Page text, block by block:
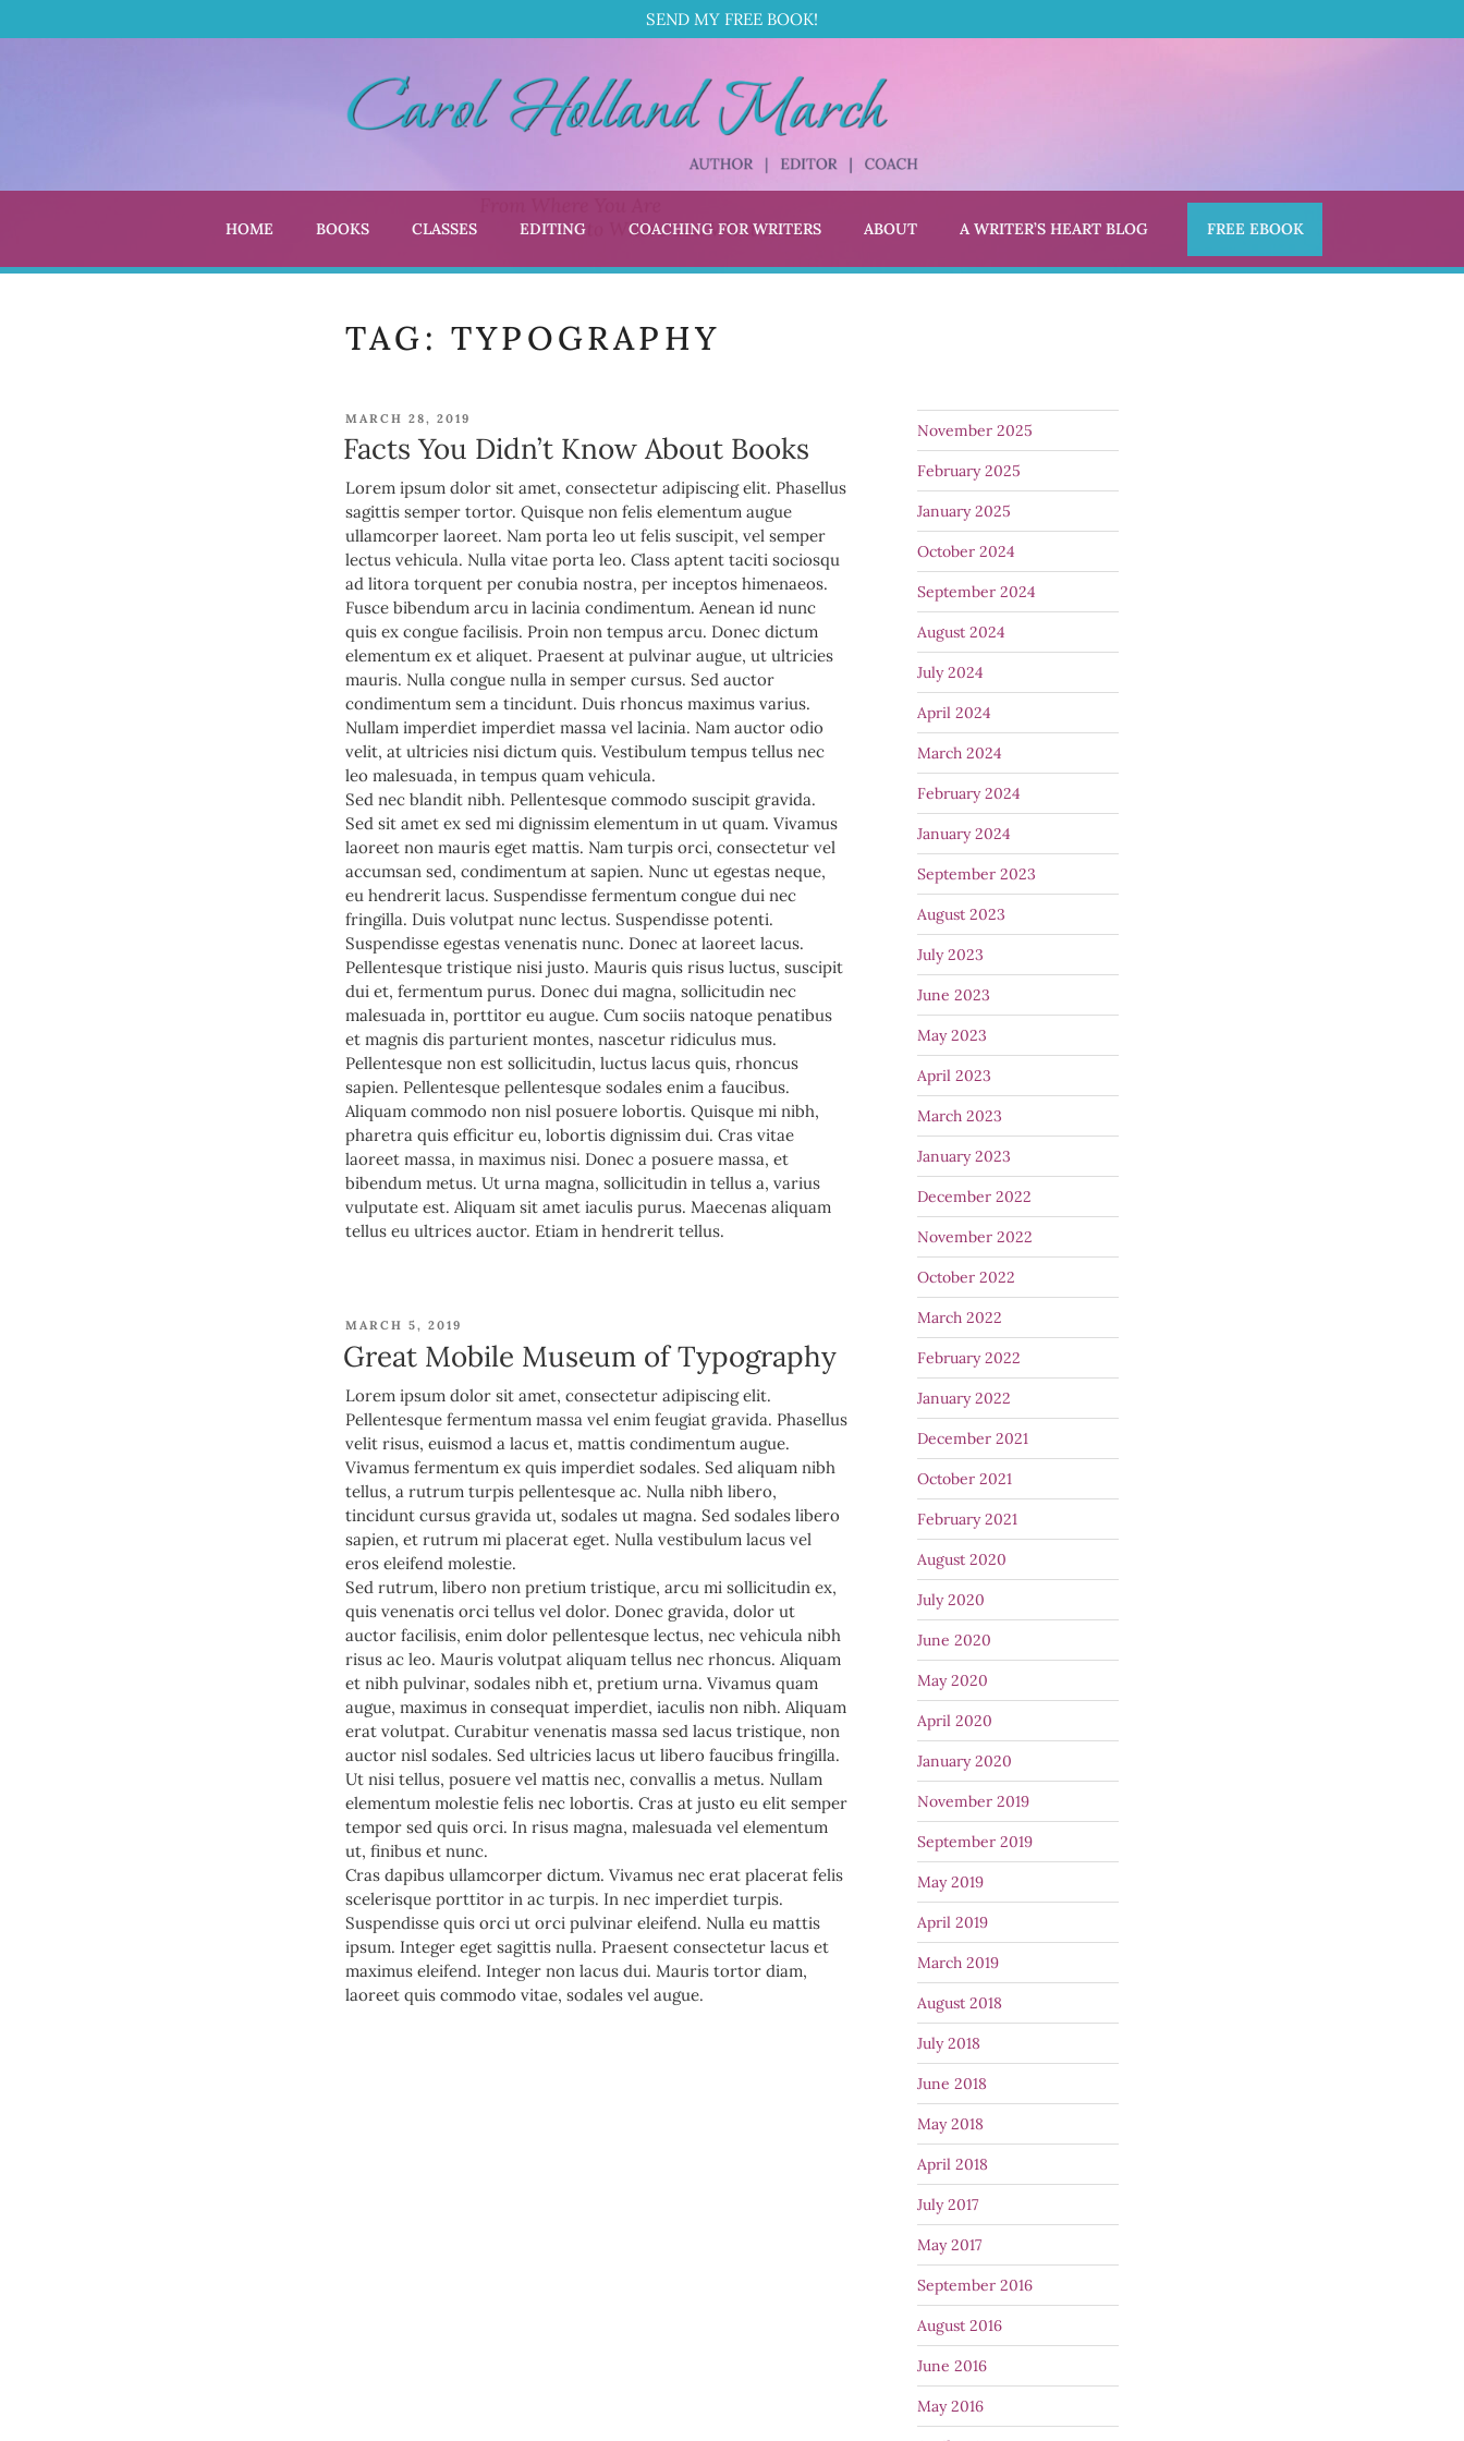
SEND MY FREE BOOK!
CAROL HOLLAND MARCH
Author | Editor | Coach
HOME BOOKS CLASSES EDITING COACHING FOR WRITERS ABOUT A WRITER’S HEART BLOG FREE EBOOK
TAG: TYPOGRAPHY
POSTED
MARCH 28, 2019
Facts You Didn’t Know About Books
Lorem ipsum dolor sit amet, consectetur adipiscing elit. Phasellus
sagittis semper tortor. Quisque non felis elementum augue
ullamcorper laoreet. Nam porta leo ut felis suscipit, vel semper
lectus vehicula. Nulla vitae porta leo. Class aptent taciti sociosqu
ad litora torquent per conubia nostra, per inceptos himenaeos.
Fusce bibendum arcu in lacinia condimentum. Aenean id nunc
quis ex congue facilisis. Proin non tempus arcu. Donec dictum
elementum ex et aliquet. Praesent at pulvinar augue, ut ultricies
mauris. Nulla congue nulla in semper cursus. Sed auctor
condimentum sem a tincidunt. Duis rhoncus maximus varius.
Nullam imperdiet imperdiet massa vel lacinia. Nam auctor odio
velit, at ultricies nisi dictum quis. Vestibulum tempus tellus nec
leo malesuada, in tempus quam vehicula.
Sed nec blandit nibh. Pellentesque commodo suscipit gravida.
Sed sit amet ex sed mi dignissim elementum in ut quam. Vivamus
laoreet non mauris eget mattis. Nam turpis orci, consectetur vel
accumsan sed, condimentum at sapien. Nunc ut egestas neque,
eu hendrerit lacus. Suspendisse fermentum congue dui nec
fringilla. Duis volutpat nunc lectus. Suspendisse potenti.
Suspendisse egestas venenatis nunc. Donec at laoreet lacus.
Pellentesque tristique nisi justo. Mauris quis risus luctus, suscipit
dui et, fermentum purus. Donec dui magna, sollicitudin nec
malesuada in, porttitor eu augue. Cum sociis natoque penatibus
et magnis dis parturient montes, nascetur ridiculus mus.
Pellentesque non est sollicitudin, luctus lacus quis, rhoncus
sapien. Pellentesque pellentesque sodales enim a faucibus.
Aliquam commodo non nisl posuere lobortis. Quisque mi nibh,
pharetra quis efficitur eu, lobortis dignissim dui. Cras vitae
laoreet massa, in maximus nisi. Donec a posuere massa, et
bibendum metus. Ut urna magna, sollicitudin in tellus a, varius
vulputate est. Aliquam sit amet iaculis purus. Maecenas aliquam
tellus eu ultrices auctor. Etiam in hendrerit tellus.
POSTED
MARCH 5, 2019
Great Mobile Museum of Typography
Lorem ipsum dolor sit amet, consectetur adipiscing elit.
Pellentesque fermentum massa vel enim feugiat gravida. Phasellus
velit risus, euismod a lacus et, mattis condimentum augue.
Vivamus fermentum ex quis imperdiet sodales. Sed aliquam nibh
tellus, a rutrum turpis pellentesque ac. Nulla nibh libero,
tincidunt cursus gravida ut, sodales ut magna. Sed sodales libero
sapien, et rutrum mi placerat eget. Nulla vestibulum lacus vel
eros eleifend molestie.
Sed rutrum, libero non pretium tristique, arcu mi sollicitudin ex,
quis venenatis orci tellus vel dolor. Donec gravida, dolor ut
auctor facilisis, enim dolor pellentesque lectus, nec vehicula nibh
risus ac leo. Mauris volutpat aliquam tellus nec rhoncus. Aliquam
et nibh pulvinar, sodales nibh et, pretium urna. Vivamus quam
augue, maximus in consequat imperdiet, iaculis non nibh. Aliquam
erat volutpat. Curabitur venenatis massa sed lacus tristique, non
auctor nisl sodales. Sed ultricies lacus ut libero faucibus fringilla.
Ut nisi tellus, posuere vel mattis nec, convallis a metus. Nullam
elementum molestie felis nec lobortis. Cras at justo eu elit semper
tempor sed quis orci. In risus magna, malesuada vel elementum
ut, finibus et nunc.
Cras dapibus ullamcorper dictum. Vivamus nec erat placerat felis
scelerisque porttitor in ac turpis. In nec imperdiet turpis.
Suspendisse quis orci ut orci pulvinar eleifend. Nulla eu mattis
ipsum. Integer eget sagittis nulla. Praesent consectetur lacus et
maximus eleifend. Integer non lacus dui. Mauris tortor diam,
laoreet quis commodo vitae, sodales vel augue.
November 2025
February 2025
January 2025
October 2024
September 2024
August 2024
July 2024
April 2024
March 2024
February 2024
January 2024
September 2023
August 2023
July 2023
June 2023
May 2023
April 2023
March 2023
January 2023
December 2022
November 2022
October 2022
March 2022
February 2022
January 2022
December 2021
October 2021
February 2021
August 2020
July 2020
June 2020
May 2020
April 2020
January 2020
November 2019
September 2019
May 2019
April 2019
March 2019
August 2018
July 2018
June 2018
May 2018
April 2018
July 2017
May 2017
September 2016
August 2016
June 2016
May 2016